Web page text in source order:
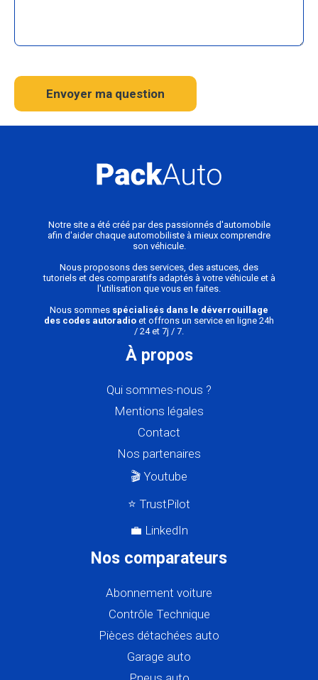
Envoyer ma question
Notre site a été créé par des passionnés d'automobile
afin d'aider chaque automobiliste à mieux comprendre
son véhicule.
Nous proposons des services, des astuces, des
tutoriels et des comparatifs adaptés à votre véhicule et à
l'utilisation que vous en faites.
Nous sommes spécialisés dans le déverrouillage
des codes autoradio et offrons un service en ligne 24h
/ 24 et 7j / 7.
À propos
Qui sommes-nous ?
Mentions légales
Contact
Nos partenaires
🎬 Youtube
⭐ TrustPilot
💼 LinkedIn
Nos comparateurs
Abonnement voiture
Contrôle Technique
Pièces détachées auto
Garage auto